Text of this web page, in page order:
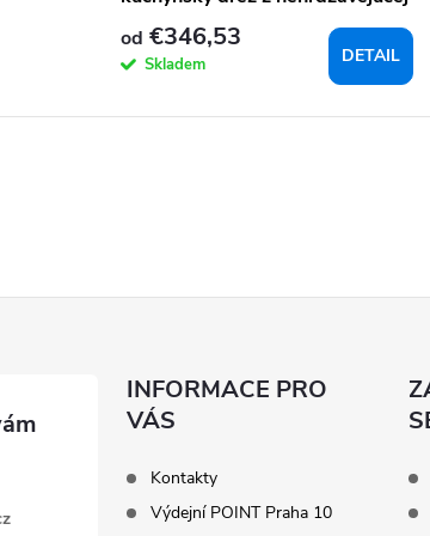
ocele
od €346,53
Skladem DETAIL
INFORMACE PRO
VÁS
Kontakty
Výdejní POINT Praha 10